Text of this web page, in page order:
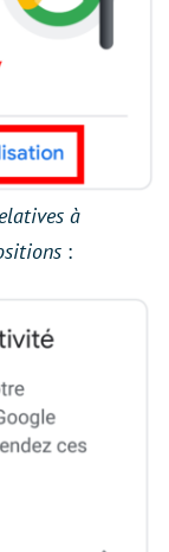
à
: